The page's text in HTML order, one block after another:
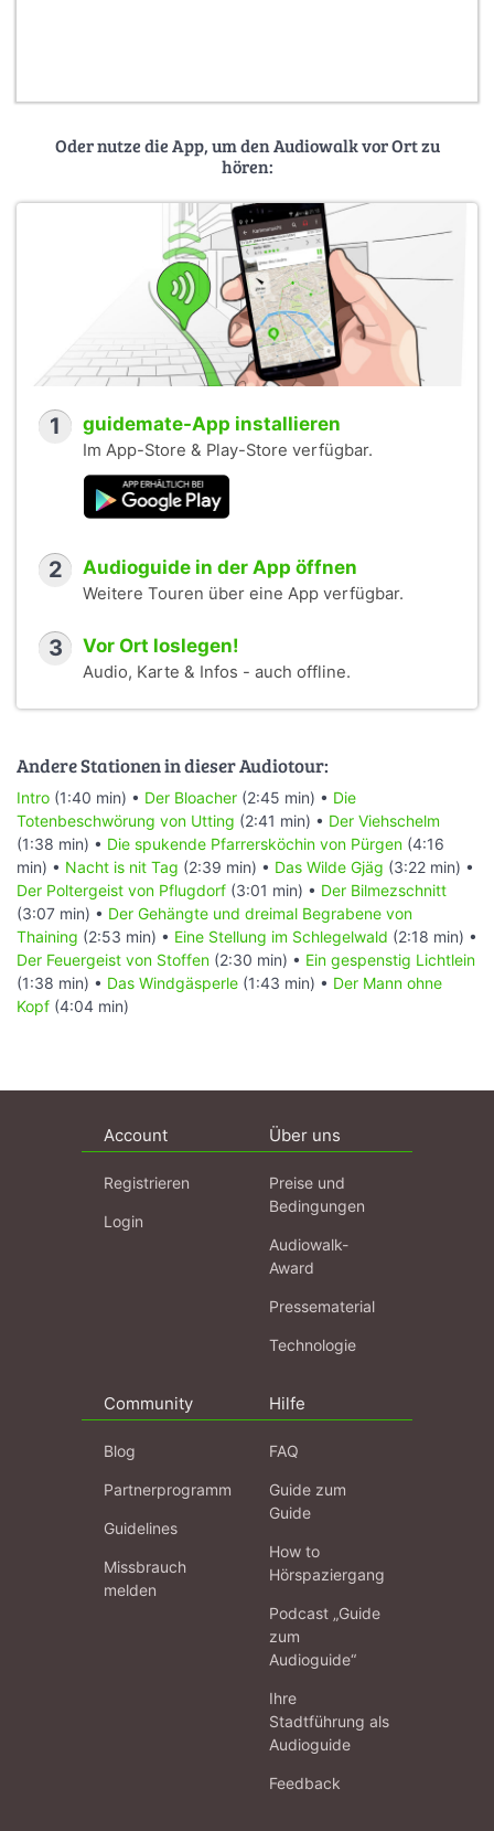
Oder nutze die App, um den Audiowalk vor Ort zu
hören:
1 guidemate-App installieren
Im App-Store & Play-Store verfügbar.
2 Audioguide in der App öffnen
Weitere Touren über eine App verfügbar.
3 Vor Ort loslegen!
Audio, Karte & Infos - auch offline.
Andere Stationen in dieser Audiotour:
Intro (1:40 min) • Der Bloacher (2:45 min) • Die
Totenbeschwörung von Utting (2:41 min) • Der Viehschelm
(1:38 min) • Die spukende Pfarrersköchin von Pürgen (4:16
min) • Nacht is nit Tag (2:39 min) • Das Wilde Gjäg (3:22 min) •
Der Poltergeist von Pflugdorf (3:01 min) • Der Bilmezschnitt
(3:07 min) • Der Gehängte und dreimal Begrabene von
Thaining (2:53 min) • Eine Stellung im Schlegelwald (2:18 min) •
Der Feuergeist von Stoffen (2:30 min) • Ein gespenstig Lichtlein
(1:38 min) • Das Windgäsperle (1:43 min) • Der Mann ohne
Kopf (4:04 min)
Account
Registrieren
Login
Über uns
Preise und
Bedingungen
Audiowalk-
Award
Pressematerial
Technologie
Community
Blog
Partnerprogramm
Guidelines
Missbrauch
melden
Hilfe
FAQ
Guide zum
Guide
How to
Hörspaziergang
Podcast „Guide
zum
Audioguide“
Ihre
Stadtführung als
Audioguide
Feedback